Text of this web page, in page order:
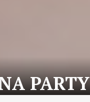
PARTY